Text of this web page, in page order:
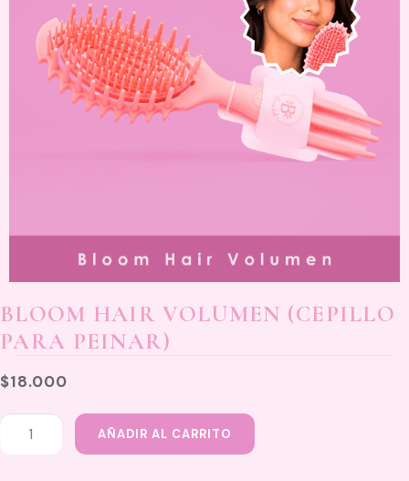
BLOOM HAIR VOLUMEN (CEPILLO
PARA PEINAR)
$18.000
AÑADIR AL CARRITO